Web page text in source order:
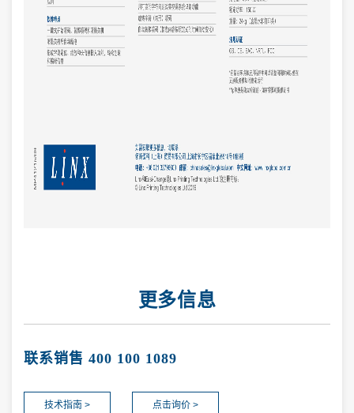
更多信息
联系销售 400 100 1089
技术指南 > 点击询价 >